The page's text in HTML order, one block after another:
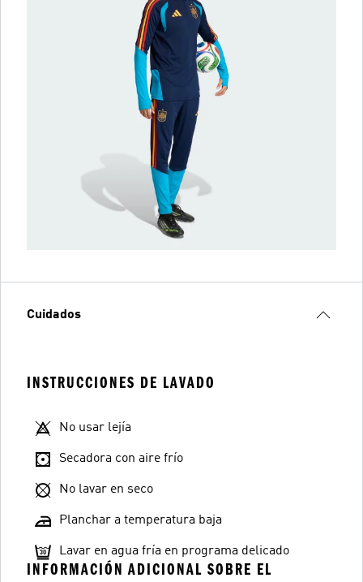
Cuidados
INSTRUCCIONES DE LAVADO
No usar lejía
Secadora con aire frío
No lavar en seco
Planchar a temperatura baja
Lavar en agua fría en programa delicado
INFORMACIÓN ADICIONAL SOBRE EL